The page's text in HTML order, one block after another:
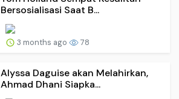
Bersosialisasi Saat B...
3 months ago 78
Alyssa Daguise akan Melahirkan,
Ahmad Dhani Siapka...